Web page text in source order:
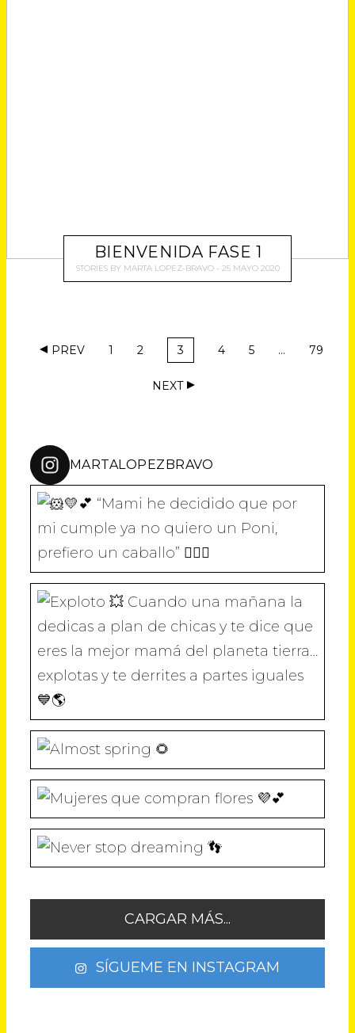
BIENVENIDA FASE 1
STORIES BY MARTA LOPEZ-BRAVO 25 MAYO 2020
PREV 1 2 3 4 5 … 79
NEXT
MARTALOPEZBRAVO
CARGAR MÁS...
SÍGUEME EN INSTAGRAM